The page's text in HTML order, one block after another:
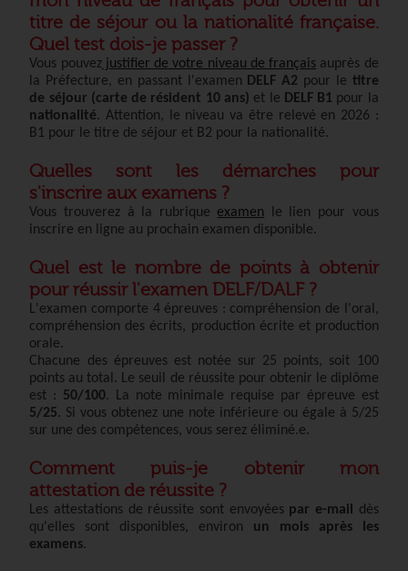
titre de séjour ou la nationalité française.
Quel test dois-je passer ?
Vous pouvezjustifier de votre niveau de français auprès de
la Préfecture, en passant l'examen DELF A2 pour le titre
de séjour (carte de résident 10 ans) et le DELF B1 pour la
nationalité. Attention, le niveau va être relevé en 2026 :
B1 pour le titre de séjour et B2 pour la nationalité.
Quelles sont les démarches pour
s'inscrire aux examens ?
Vous trouverez à la rubrique examen le lien pour vous
inscrire en ligne au prochain examen disponible.
Quel est le nombre de points à obtenir
pour réussir l'examen DELF/DALF ?
L'examen comporte 4 épreuves : compréhension de l'oral,
compréhension des écrits, production écrite et production
orale.
Chacune des épreuves est notée sur 25 points, soit 100
points au total. Le seuil de réussite pour obtenir le diplôme
est : 50/100. La note minimale requise par épreuve est
5/25. Si vous obtenez une note inférieure ou égale à 5/25
sur une des compétences, vous serez éliminé.e.
Comment puis-je obtenir mon
attestation de réussite ?
Les attestations de réussite sont envoyées par e-mail dès
qu'elles sont disponibles, environ un mois après les
examens.